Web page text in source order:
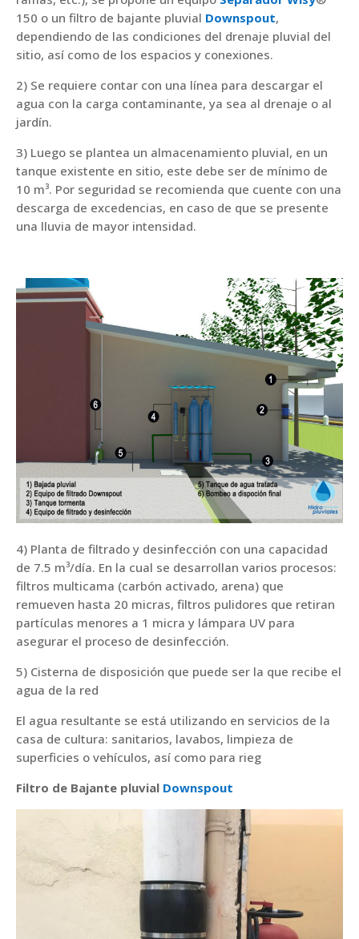
150 o un filtro de bajante pluvial Downspout,
dependiendo de las condiciones del drenaje pluvial del
sitio, así como de los espacios y conexiones.
2) Se requiere contar con una línea para descargar el
agua con la carga contaminante, ya sea al drenaje o al
jardín.
3) Luego se plantea un almacenamiento pluvial, en un
tanque existente en sitio, este debe ser de mínimo de
10 m³. Por seguridad se recomienda que cuente con una
descarga de excedencias, en caso de que se presente
una lluvia de mayor intensidad.
4) Planta de filtrado y desinfección con una capacidad
de 7.5 m³/día. En la cual se desarrollan varios procesos:
filtros multicama (carbón activado, arena) que
remueven hasta 20 micras, filtros pulidores que retiran
partículas menores a 1 micra y lámpara UV para
asegurar el proceso de desinfección.
5) Cisterna de disposición que puede ser la que recibe el
agua de la red
El agua resultante se está utilizando en servicios de la
casa de cultura: sanitarios, lavabos, limpieza de
superficies o vehículos, así como para rieg
Filtro de Bajante pluvial Downspout